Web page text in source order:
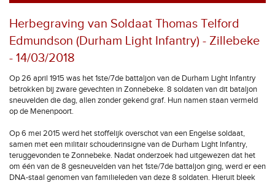
Herbegraving van Soldaat Thomas Telford
Edmundson (Durham Light Infantry) - Zillebeke
- 14/03/2018
Op 26 april 1915 was het 1ste/7de battaljon van de Durham Light Infantry
betrokken bij zware gevechten in Zonnebeke. 8 soldaten van dit bataljon
sneuvelden die dag, allen zonder gekend graf. Hun namen staan vermeld
op de Menenpoort.
Op 6 mei 2015 werd het stoffelijk overschot van een Engelse soldaat,
samen met een militair schouderinsigne van de Durham Light Infantry,
teruggevonden te Zonnebeke. Nadat onderzoek had uitgewezen dat het
om één van de 8 gesneuvelden van het 1ste/7de battaljon ging, werd er een
DNA-staal genomen van familieleden van deze 8 soldaten. Hieruit bleek